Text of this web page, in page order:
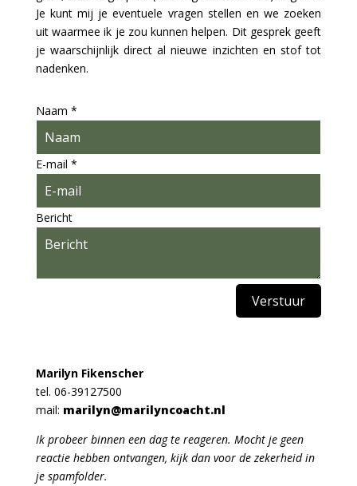
Je kunt mij je eventuele vragen stellen en we zoeken
uit waarmee ik je zou kunnen helpen. Dit gesprek geeft
je waarschijnlijk direct al nieuwe inzichten en stof tot
nadenken.
Bericht
mail
Naam
Naam *
E-mail *
Bericht
Verstuur
Marilyn Fikenscher
tel. 06-39127500
mail: marilyn@marilyncoacht.nl
Ik probeer binnen een dag te reageren. Mocht je geen
reactie hebben ontvangen, kijk dan voor de zekerheid in
je spamfolder.